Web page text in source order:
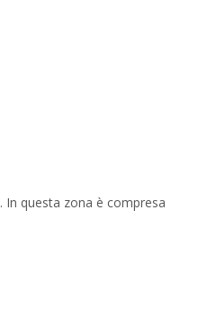
. In questa zona è compresa